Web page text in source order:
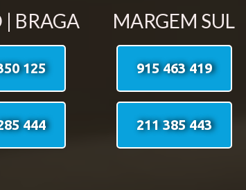
| BRAGA
125
444
MARGEM SUL
915 463 419
211 385 443